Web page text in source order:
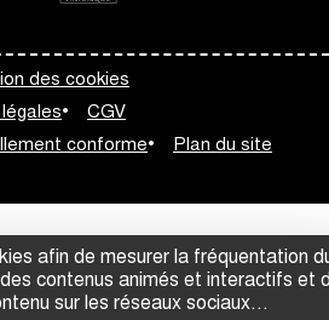
afin de mesurer la fréquentation
contenus animés et interactifs et
sur les réseaux sociaux...
Monument
Historique
des cookies
CGV
conforme
Plan du site